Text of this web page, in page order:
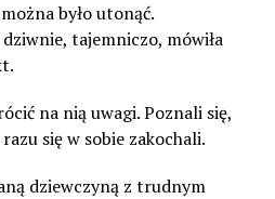
było utonąć.
tajemniczo, mówiła
na nią uwagi. Poznali się,
się w sobie zakochali.
dziewczyną z trudnym